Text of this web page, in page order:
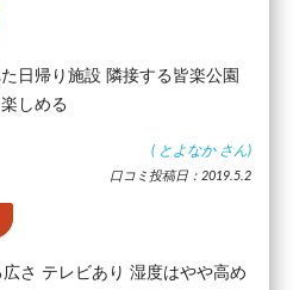
日帰り施設 隣接する皆楽公園
しめる
( とよなか さん)
口コミ投稿日：2019.5.2
さ テレビあり 湿度はやや高め